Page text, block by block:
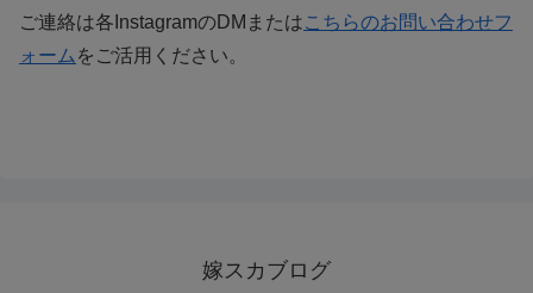
ご連絡は各InstagramのDMまたはこちらのお問い合わせフ
ォーム をご活用ください。
嫁スカブログ